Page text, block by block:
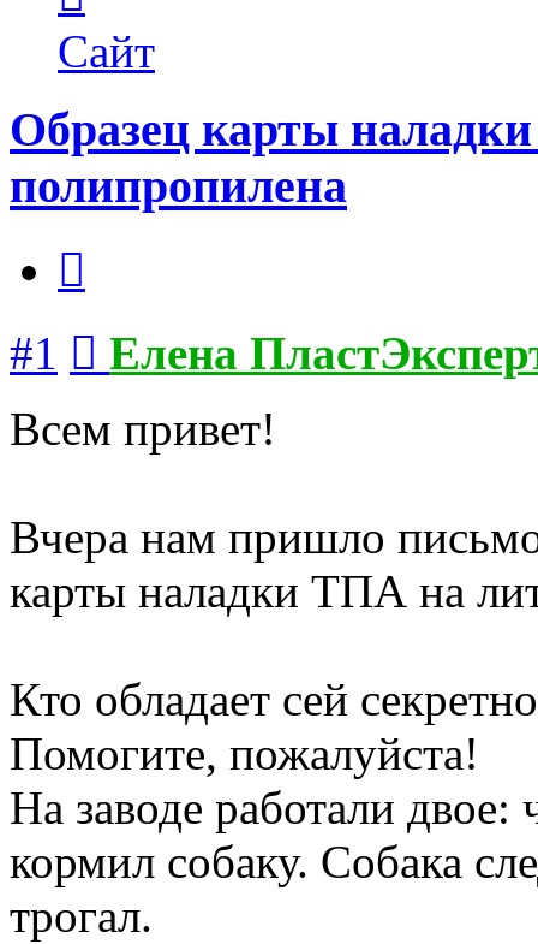
пользователя
Елена
ПластЭксперт
Сайт
Образец карты
полипропилена
#1
Елена
Всем привет!
Вчера нам пришло
карты наладки ТПА на
Кто обладает сей
Помогите, пожалуйста!
На заводе работали двое:
кормил собаку. Собака
трогал.